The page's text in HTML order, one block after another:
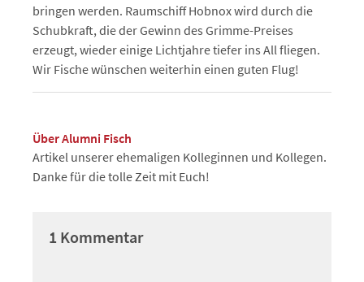
bringen werden. Raumschiff Hobnox wird durch die
Schubkraft, die der Gewinn des Grimme-Preises
erzeugt, wieder einige Lichtjahre tiefer ins All fliegen.
Wir Fische wünschen weiterhin einen guten Flug!
Über Alumni Fisch
Artikel unserer ehemaligen Kolleginnen und Kollegen.
Danke für die tolle Zeit mit Euch!
1 Kommentar